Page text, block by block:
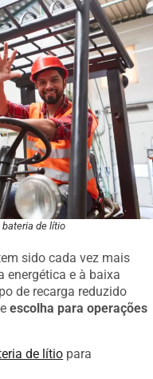
de lítio
sido cada vez mais
energética e à baixa
de recarga reduzido
escolha para operações
de lítio para